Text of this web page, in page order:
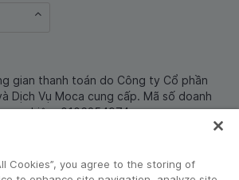
gian thanh toán do Công ty Cổ phần
Dịch Vụ Moca cung cấp. Mã số doanh
nghiệp: 0106254974
Cookies”, you agree to the storing of